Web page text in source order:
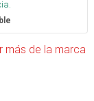
más de la marca